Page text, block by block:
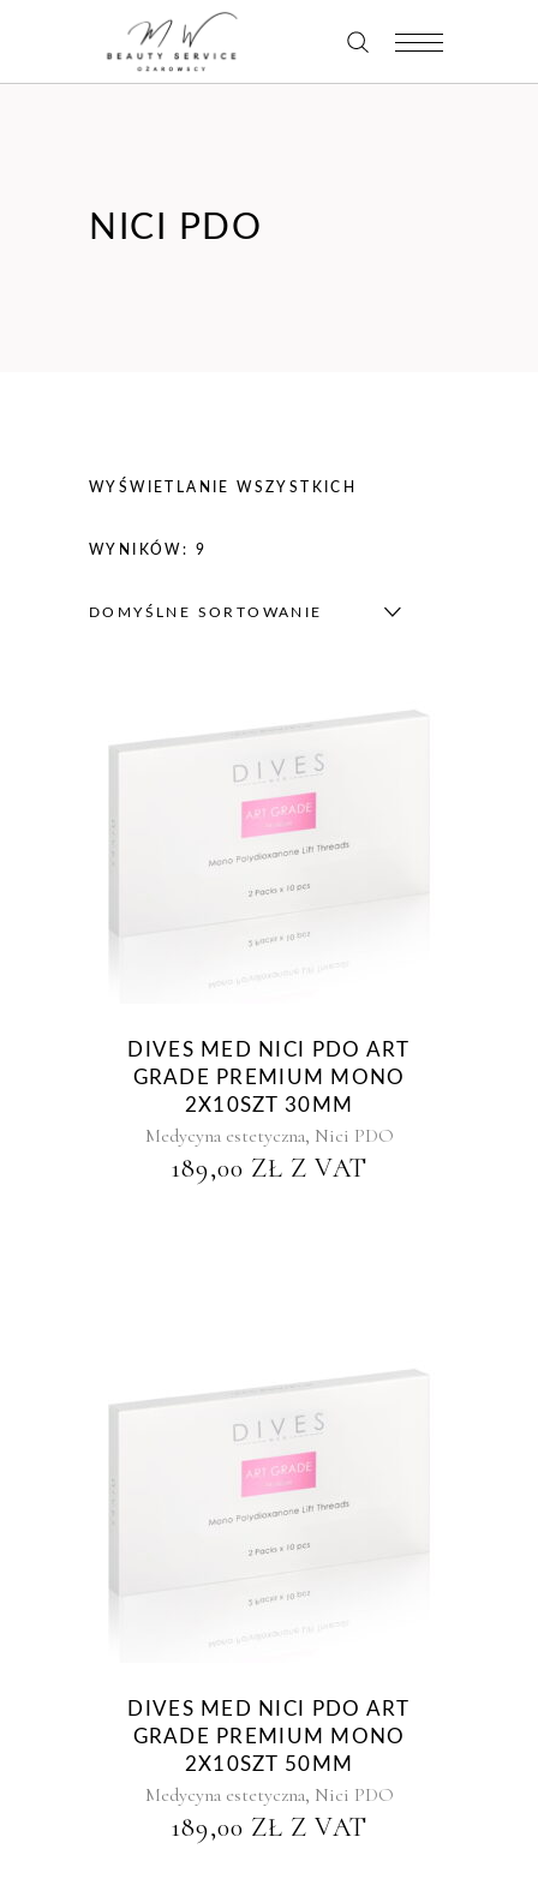
NICI PDO
WYŚWIETLANIE WSZYSTKICH
WYNIKÓW: 9
DOMYŚLNE SORTOWANIE
DIVES MED NICI PDO ART
GRADE PREMIUM MONO
2X10SZT 30MM
Medycyna estetyczna, Nici PDO
189,00 ZŁ Z VAT
DIVES MED NICI PDO ART
GRADE PREMIUM MONO
2X10SZT 50MM
Medycyna estetyczna, Nici PDO
189,00 ZŁ Z VAT